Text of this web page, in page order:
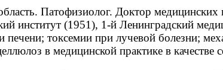
Патофизиолог. Доктор
институт (1951), 1-й Ленинградский
токсемии при лучевой болезни;
в медицинской практике в качестве